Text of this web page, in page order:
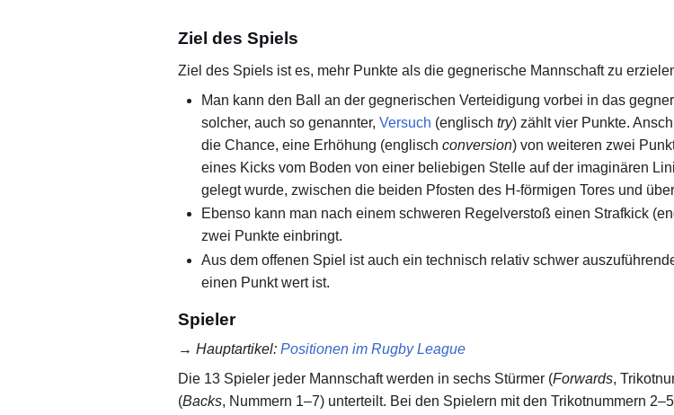
Ziel des Spiels
Ziel des Spiels ist es, mehr Punkte als die gegnerische Mannschaft zu
Man kann den Ball an der gegnerischen Verteidigung vorbei in das
solcher, auch so genannter, Versuch (englisch try) zählt vier Punkte.
die Chance, eine Erhöhung (englisch conversion) von weiteren zwei
eines Kicks vom Boden von einer beliebigen Stelle auf der imaginären
gelegt wurde, zwischen die beiden Pfosten des H-förmigen Tores und
Ebenso kann man nach einem schweren Regelverstoß einen Strafkick
zwei Punkte einbringt.
Aus dem offenen Spiel ist auch ein technisch relativ schwer
einen Punkt wert ist.
Spieler
→ Hauptartikel: Positionen im Rugby League
Die 13 Spieler jeder Mannschaft werden in sechs Stürmer (Forwards,
(Backs, Nummern 1–7) unterteilt. Bei den Spielern mit den Trikotnummern